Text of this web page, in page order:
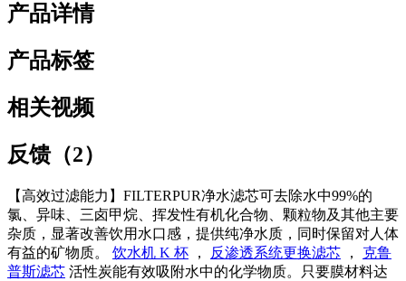
产品详情
产品标签
相关视频
反馈（2）
【高效过滤能力】FILTERPUR净水滤芯可去除水中99%的
氯、异味、三卤甲烷、挥发性有机化合物、颗粒物及其他主要
杂质，显著改善饮用水口感，提供纯净水质，同时保留对人体
有益的矿物质。 饮水机 K 杯 ， 反渗透系统更换滤芯 ， 克鲁
普斯滤芯 活性炭能有效吸附水中的化学物质。只要膜材料达